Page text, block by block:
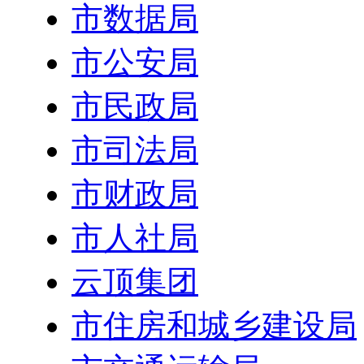
市数据局
市公安局
市民政局
市司法局
市财政局
市人社局
云顶集团
市住房和城乡建设局